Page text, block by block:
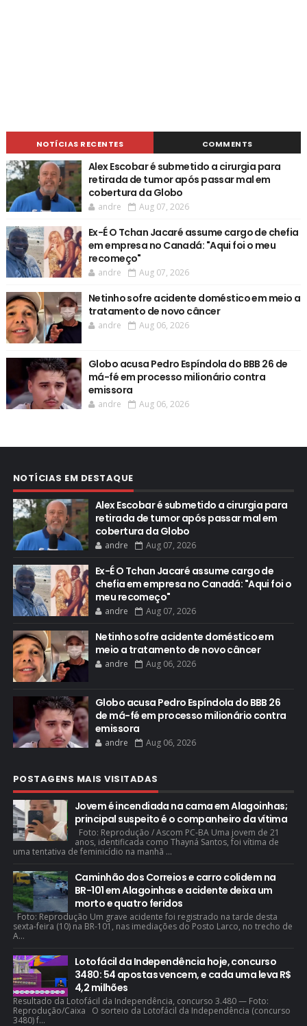
NOTÍCIAS RECENTES COMMENTS
Alex Escobar é submetido a cirurgia para
retirada de tumor após passar mal em
cobertura da Globo
andre Aug 07, 2026
Ex-É O Tchan Jacaré assume cargo de chefia
em empresa no Canadá: "Aqui foi o meu
recomeço"
andre Aug 07, 2026
Netinho sofre acidente doméstico em meio a
tratamento de novo câncer
andre Aug 06, 2026
Globo acusa Pedro Espíndola do BBB 26 de
má-fé em processo milionário contra
emissora
andre Aug 06, 2026
NOTÍCIAS EM DESTAQUE
Alex Escobar é submetido a cirurgia para
retirada de tumor após passar mal em
cobertura da Globo
andre Aug 07, 2026
Ex-É O Tchan Jacaré assume cargo de
chefia em empresa no Canadá: "Aqui foi o
meu recomeço"
andre Aug 07, 2026
Netinho sofre acidente doméstico em
meio a tratamento de novo câncer
andre Aug 06, 2026
Globo acusa Pedro Espíndola do BBB 26
de má-fé em processo milionário contra
emissora
andre Aug 06, 2026
POSTAGENS MAIS VISITADAS
Jovem é incendiada na cama em Alagoinhas;
principal suspeito é o companheiro da vítima
Foto: Reprodução / Ascom PC-BA Uma jovem de 21
anos, identificada como Thayná Santos, foi vítima de
uma tentativa de feminicídio na manhã ...
Caminhão dos Correios e carro colidem na
BR-101 em Alagoinhas e acidente deixa um
morto e quatro feridos
Foto: Reprodução Um grave acidente foi registrado na tarde desta
sexta-feira (10) na BR-101, nas imediações do Posto Larco, no trecho de
A...
Lotofácil da Independência hoje, concurso
3480: 54 apostas vencem, e cada uma leva R$
4,2 milhões
Resultado da Lotofácil da Independência, concurso 3.480 — Foto:
Reprodução/Caixa O sorteio da Lotofácil da Independência (concurso
3480) f...